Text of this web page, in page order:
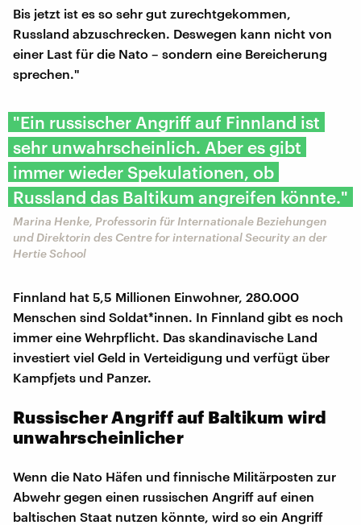
Bis jetzt ist es so sehr gut zurechtgekommen,
Russland abzuschrecken. Deswegen kann nicht von
einer Last für die Nato – sondern eine Bereicherung
sprechen."
"Ein russischer Angriff auf Finnland ist
sehr unwahrscheinlich. Aber es gibt
immer wieder Spekulationen, ob
Russland das Baltikum angreifen könnte."
Marina Henke, Professorin für Internationale Beziehungen
und Direktorin des Centre for international Security an der
Hertie School
Finnland hat 5,5 Millionen Einwohner, 280.000
Menschen sind Soldat*innen. In Finnland gibt es noch
immer eine Wehrpflicht. Das skandinavische Land
investiert viel Geld in Verteidigung und verfügt über
Kampfjets und Panzer.
Russischer Angriff auf Baltikum wird
unwahrscheinlicher
Wenn die Nato Häfen und finnische Militärposten zur
Abwehr gegen einen russischen Angriff auf einen
baltischen Staat nutzen könnte, wird so ein Angriff